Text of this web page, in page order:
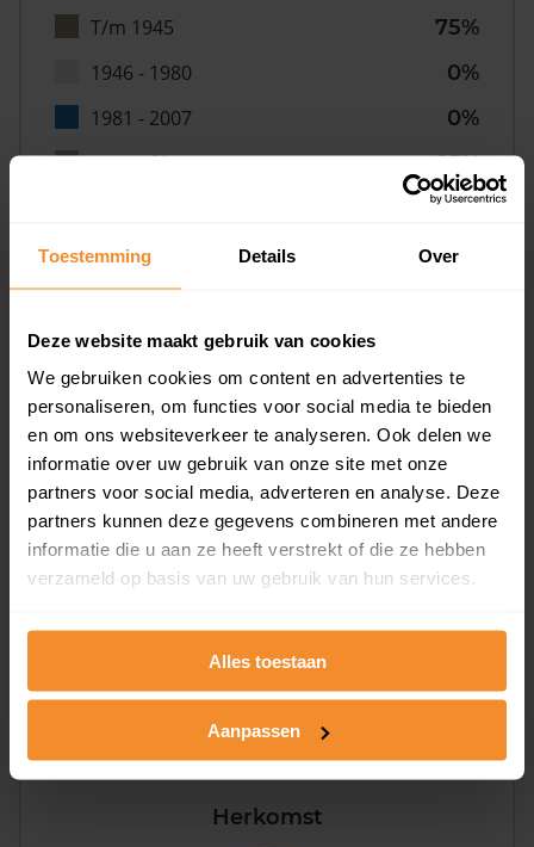
Toestemming Details Over
Deze website maakt gebruik van cookies
We gebruiken cookies om content en advertenties te
personaliseren, om functies voor social media te bieden
en om ons websiteverkeer te analyseren. Ook delen we
informatie over uw gebruik van onze site met onze
partners voor social media, adverteren en analyse. Deze
partners kunnen deze gegevens combineren met andere
informatie die u aan ze heeft verstrekt of die ze hebben
verzameld op basis van uw gebruik van hun services.
Alles toestaan
Aanpassen
T/m 1945
75%
1946 - 1980
0%
1981 - 2007
0%
2008 of later
25%
Type huishoudens
Stel (geen kinderen)
Gezin (met kinderen)
37%
Herkomst